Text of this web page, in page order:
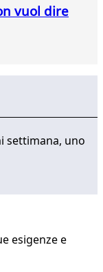
vuol dire
settimana, uno
esigenze e